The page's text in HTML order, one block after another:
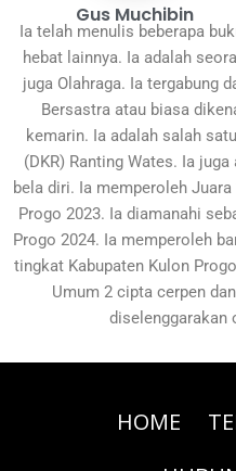
Gus Muchibin
Ia telah menulis beberapa
hebat lainnya. Ia adalah
juga Olahraga. Ia tergabung
Bersastra atau biasa
kemarin. Ia adalah salah
(DKR) Ranting Wates. Ia
bela diri. Ia memperoleh
Progo 2023. Ia diamanahi
Progo 2024. Ia memperoleh
tingkat Kabupaten Kulon
Umum 2 cipta cerpen
diselenggarakan
HOME